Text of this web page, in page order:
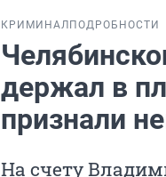
КРИМИНАЛ ПОДРОБНОСТИ
держал в
признали
На счету